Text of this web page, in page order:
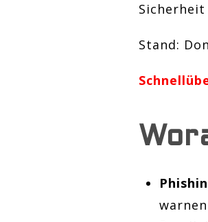
Sicherheit
Stand: